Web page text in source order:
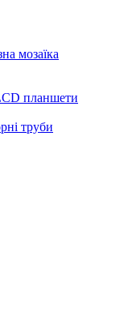
мозаїка
планшети
труби